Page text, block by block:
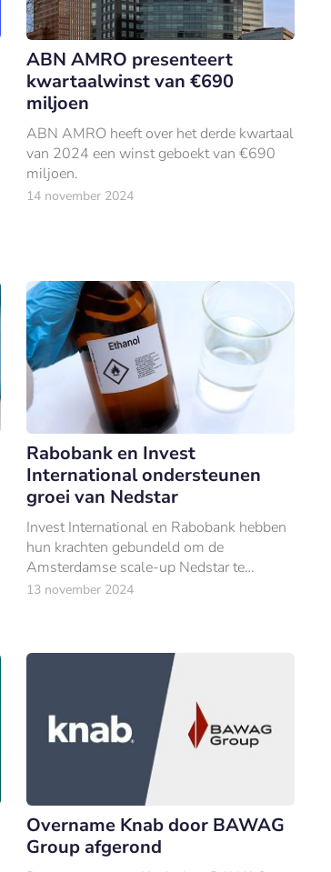
ABN AMRO presenteert
kwartaalwinst van €690
miljoen
ABN AMRO heeft over het derde kwartaal
van 2024 een winst geboekt van €690
miljoen.
14 november 2024
Rabobank en Invest
International ondersteunen
groei van Nedstar
Invest International en Rabobank hebben
hun krachten gebundeld om de
Amsterdamse scale-up Nedstar te
ondersteunen door zijn werkkapitaal te
13 november 2024
Overname Knab door BAWAG
Group afgerond